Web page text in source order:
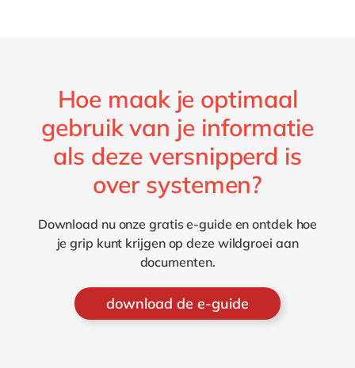
Hoe maak je optimaal
gebruik van je informatie
als deze versnipperd is
over systemen?
Download nu onze gratis e-guide en ontdek hoe
je grip kunt krijgen op deze wildgroei aan
documenten.
download de e-guide